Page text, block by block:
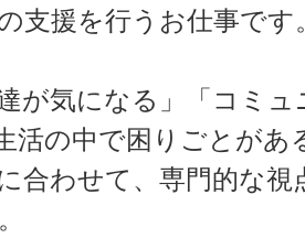
支援を行うお仕事です
が気になる」「コミ
活の中で困りごとがあ
合わせて、専門的な